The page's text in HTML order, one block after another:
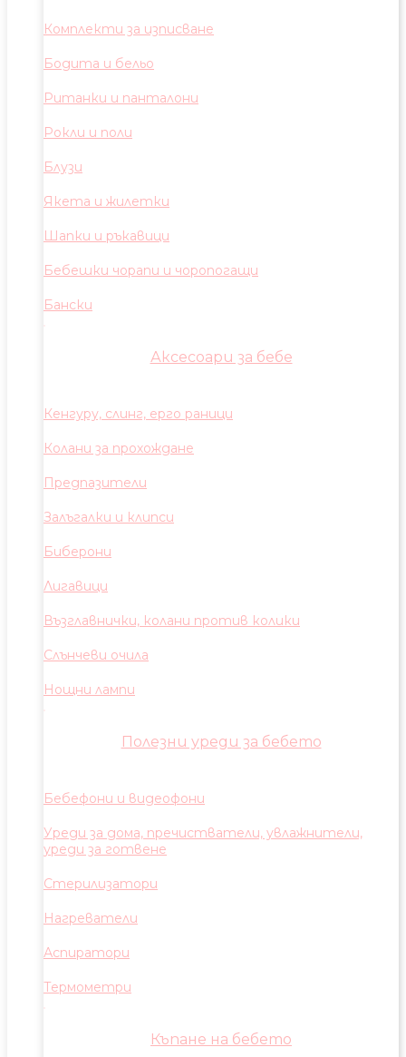
Комплекти за изписване
Бодита и бельо
Ританки и панталони
Рокли и поли
Блузи
Якета и жилетки
Шапки и ръкавици
Бебешки чорапи и чоропогащи
Бански
Аксесоари за бебе
Кенгуру, слинг, ерго раници
Колани за прохождане
Предпазители
Залъгалки и клипси
Биберони
Лигавици
Възглавнички, колани против колики
Слънчеви очила
Нощни лампи
Полезни уреди за бебето
Бебефони и видеофони
Уреди за дома, пречистватели, увлажнители,
уреди за готвене
Стерилизатори
Нагреватели
Аспиратори
Термометри
Къпане на бебето